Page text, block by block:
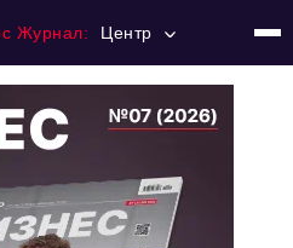
Журнал: Центр